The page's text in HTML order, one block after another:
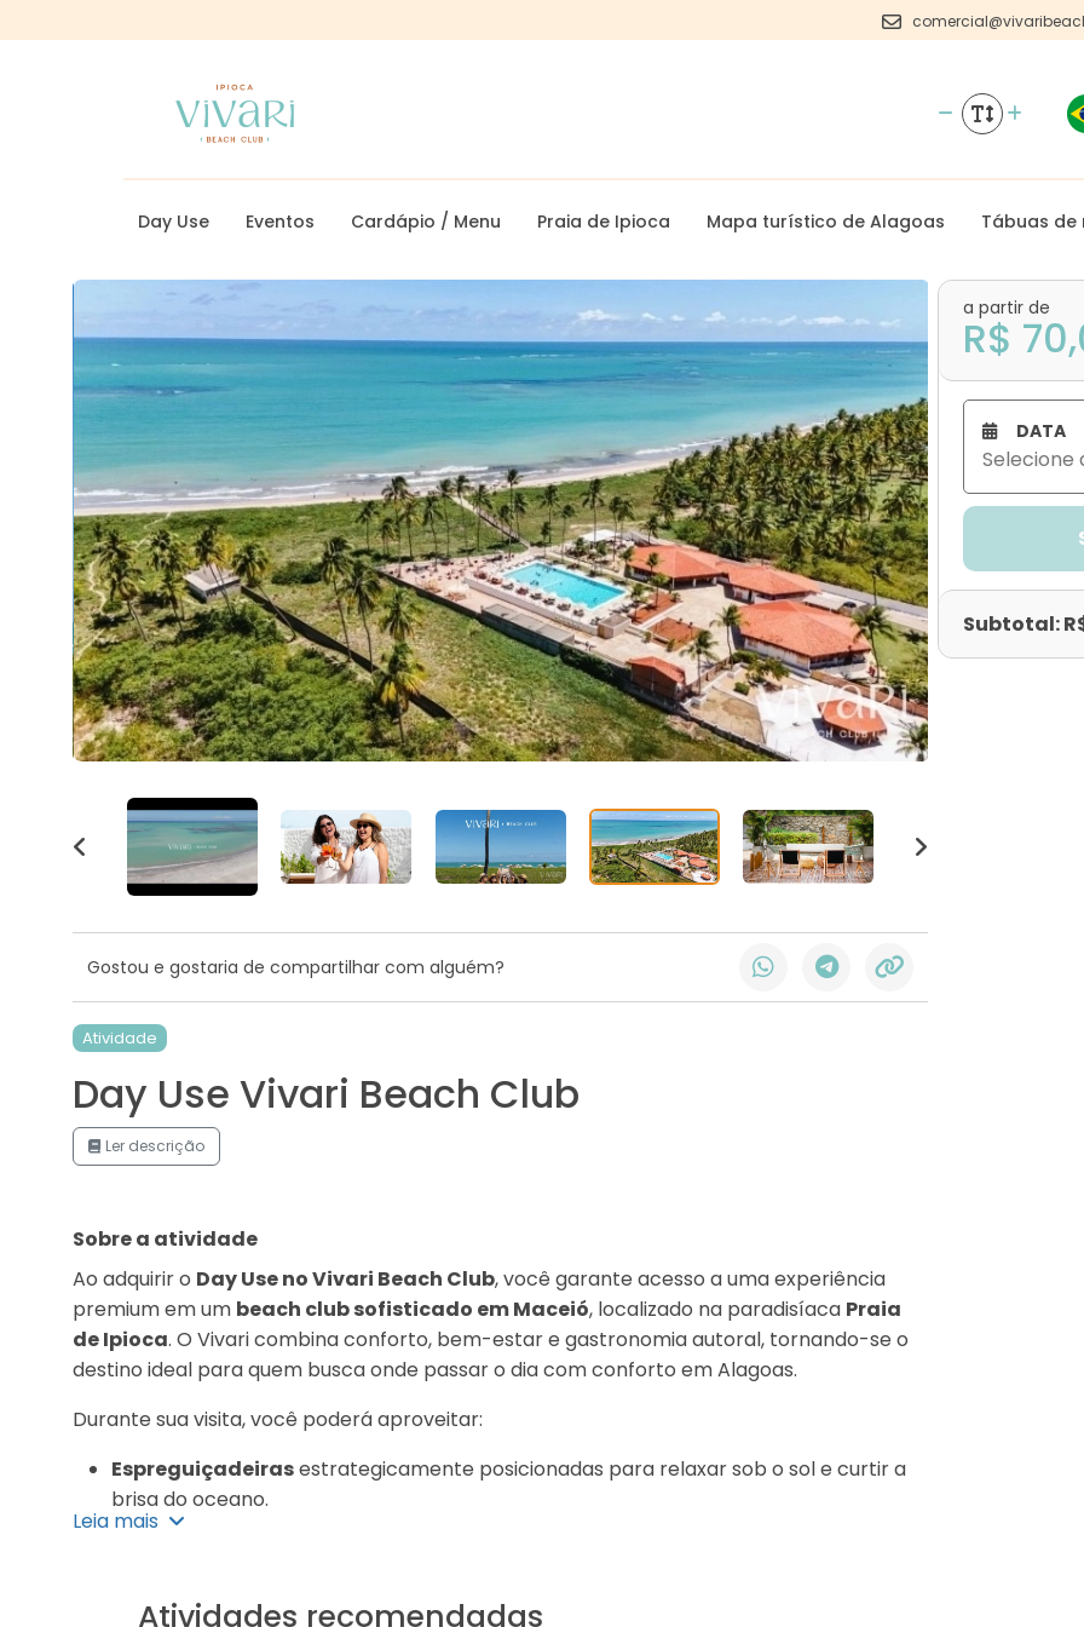
Day Use Eventos Cardápio / Menu Praia de Ipioca Mapa turístico de Alagoas Tábuas de
Gostou e gostaria de compartilhar com alguém?
Atividade
Day Use Vivari Beach Club
Ler descrição
Sobre a atividade
Ao adquirir o Day Use no Vivari Beach Club, você garante acesso a uma experiência
premium em um beach club sofisticado em Maceió, localizado na paradisíaca Praia
de Ipioca. O Vivari combina conforto, bem-estar e gastronomia autoral, tornando-se o
destino ideal para quem busca onde passar o dia com conforto em Alagoas.
Durante sua visita, você poderá aproveitar:
Espreguiçadeirasestrategicamente posicionadas para relaxar sob o sol e curtir a
brisa do oceano.
Leia mais
a partir de
R$
DATA
Selecione
Subtotal:
Atividades recomendadas